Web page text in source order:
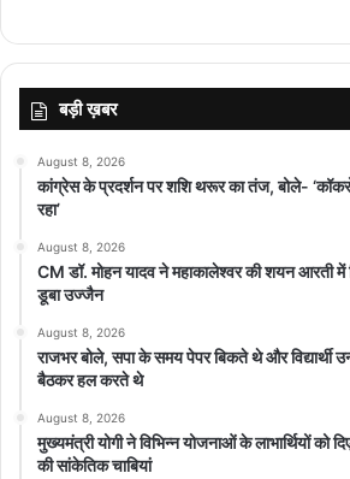
बड़ी ख़बर
August 8, 2026
कांग्रेस के प्रदर्शन पर शशि थरूर का तंज, बोले-
रहा’
August 8, 2026
CM डॉ. मोहन यादव ने महाकालेश्वर की शयन आरती में
डूबा उज्जैन
August 8, 2026
राजभर बोले, सपा के समय पेपर बिकते थे और विद्यार्थी
बैठकर हल करते थे
August 8, 2026
मुख्यमंत्री योगी ने विभिन्न योजनाओं के लाभार्थियों को
की सांकेतिक चाबियां